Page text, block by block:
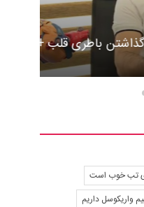
قلب +ویدئو
تب خوب است
واریکوسل داریم